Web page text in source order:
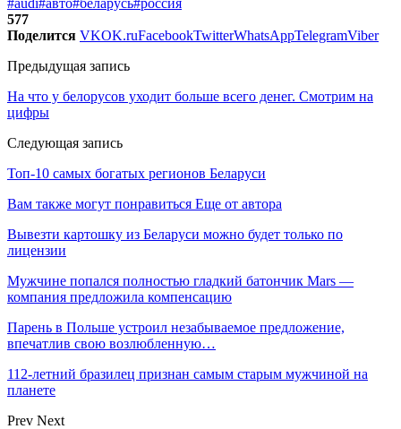
577
Поделится VKOK.ruFacebookTwitterWhatsAppTelegramViber
Предыдущая запись
На что у белорусов уходит больше всего денег. Смотрим на
цифры
Следующая запись
Топ-10 самых богатых регионов Беларуси
Вам также могут понравиться Еще от автора
Вывезти картошку из Беларуси можно будет только по
лицензии
Мужчине попался полностью гладкий батончик Mars —
компания предложила компенсацию
Парень в Польше устроил незабываемое предложение,
впечатлив свою возлюбленную…
112-летний бразилец признан самым старым мужчиной на
планете
Prev Next